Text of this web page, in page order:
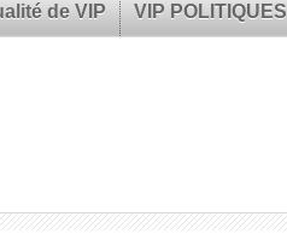
de VIP VIP POLITIQUES